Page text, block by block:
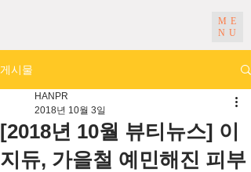
ME
NU
게시물
[2018년 10월 뷰티뉴스] 이
지듀, 가을철 예민해진 피부
HANPR
2018년 10월 3일